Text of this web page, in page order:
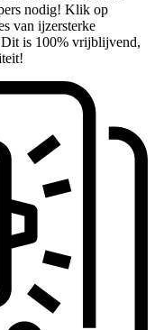
nodig! Klik op
van ijzersterke
Dit is 100% vrijblijvend,